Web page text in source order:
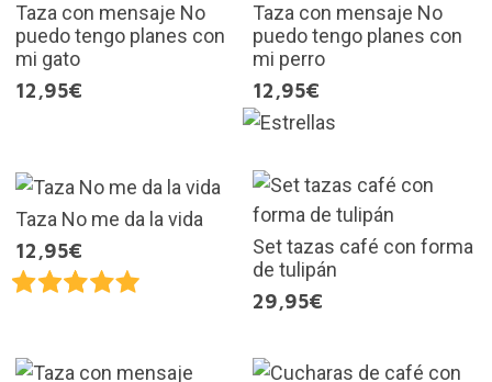
Taza con mensaje No
puedo tengo planes con
mi gato
12,95€
Taza con mensaje No
puedo tengo planes con
mi perro
12,95€
Taza No me da la vida
12,95€
Set tazas café con forma
de tulipán
29,95€